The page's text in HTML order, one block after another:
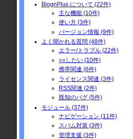
BlognPlus について (22件)
主な機能 (10件)
使い方 (3件)
バージョン情報 (9件)
よく聞かれる質問 (48件)
エラー/トラブル (22件)
○○したい (10件)
携帯関連 (6件)
ライセンス関連 (3件)
RSS関連 (2件)
既知のバグ (5件)
モジュール (37件)
ナビゲーション (11件)
スパム対策 (3件)
管理支援 (3件)